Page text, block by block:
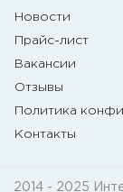
Новости
Прайс-лист
Вакансии
Отзывы
Политика
Контакты
2014 - 2025